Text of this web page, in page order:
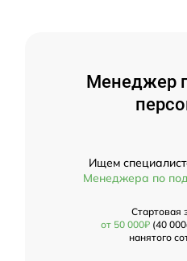
Менеджер
Ищем
Менеджера по
Стартовая
от 50 000₽(40
нанятого